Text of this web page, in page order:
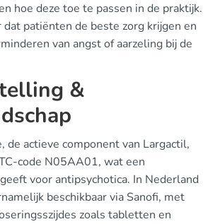
hoe deze toe te passen in de praktijk.
patiënten de beste zorg krijgen en
van angst of aarzeling bij de
&
de actieve component van Largactil,
code N05AA01, wat een
voor antipsychotica. In Nederland
beschikbaar via Sanofi, met
zoals tabletten en